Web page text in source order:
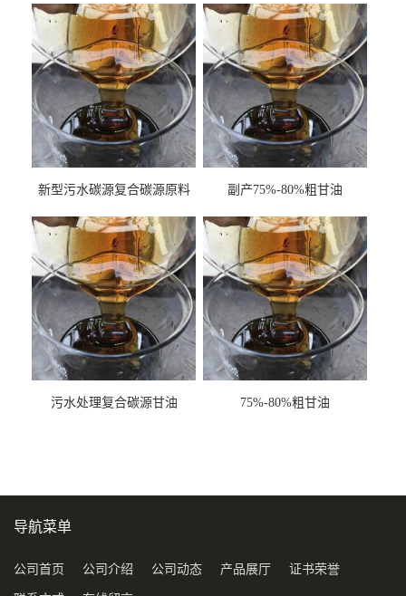
新型污水碳源复合碳源原料
副产75%-80%粗甘油
污水处理复合碳源甘油
75%-80%粗甘油
导航菜单
公司首页 公司介绍 公司动态 产品展厅 证书荣誉